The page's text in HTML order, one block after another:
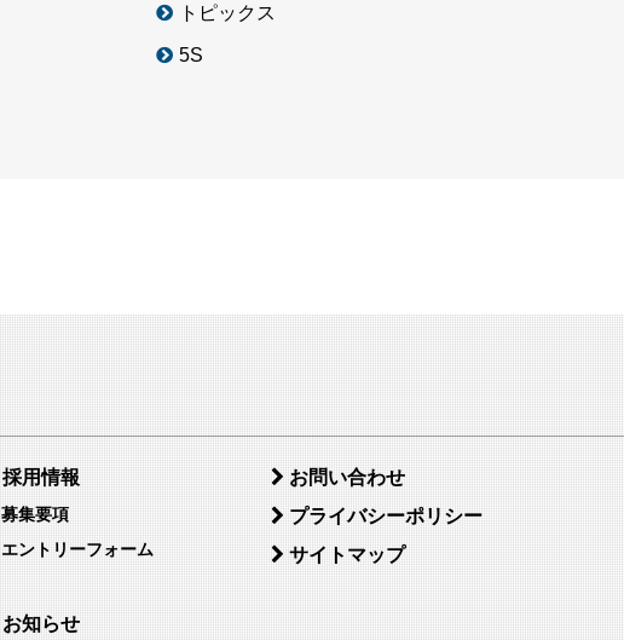
トピックス
5S
採用情報
募集要項
エントリーフォーム
お知らせ
お問い合わせ
プライバシーポリシー
サイトマップ